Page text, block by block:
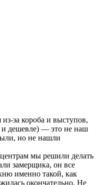
за короба и выступов,
и дешевле) — это не наш
но не нашли
мы решили делать
замерщика, он все
именно такой, как
окончательно. Не